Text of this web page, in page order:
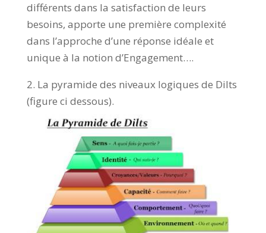
différents dans la satisfaction de leurs
besoins, apporte une première complexité
dans l’approche d’une réponse idéale et
unique à la notion d’Engagement….
2. La pyramide des niveaux logiques de Dilts
(figure ci dessous).